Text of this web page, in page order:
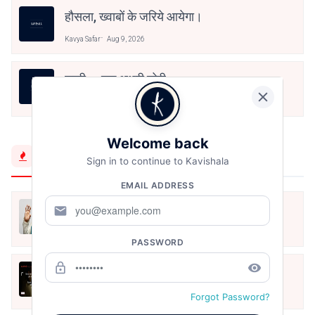
हौसला, ख्वाबों के जरिये आयेगा।
Kavya Safar Aug 9, 2026
राखी — एक अधूरी डोरी
Aug 9, 2026
Trending Now
मैं शून्य पे सवार हूँ
अंतिम ऊँचाई - कुँवर नारायण | Stay Home
Stay Safe | TVF's Aspirants
Welcome back
Sign in to continue to Kavishala
EMAIL ADDRESS
mail
PASSWORD
lock_outline remove_red_eye
Forgot Password?